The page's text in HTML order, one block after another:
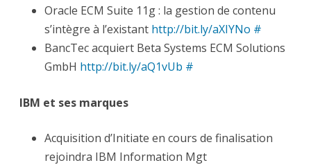
Oracle ECM Suite 11g : la gestion de contenu
s’intègre à l’existant http://bit.ly/aXIYNo #
BancTec acquiert Beta Systems ECM Solutions
GmbH http://bit.ly/aQ1vUb #
IBM et ses marques
Acquisition d’Initiate en cours de finalisation
rejoindra IBM Information Mgt